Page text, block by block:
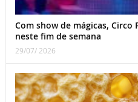
Com show de mágicas,
neste fim de semana
29/07/ 2026